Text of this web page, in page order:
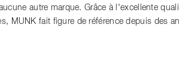
autre marque. Grâce à l'excellente
MUNK fait figure de référence depuis des